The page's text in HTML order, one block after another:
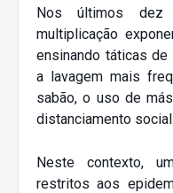
Nos últimos
multiplicação
ensinando táticas de
a lavagem mais
sabão, o uso de
distanciamento social.
Neste contexto,
restritos aos